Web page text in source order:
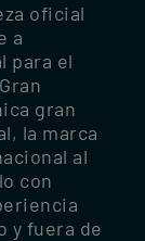
oficial
a
para el
gran
la marca
al
con
y fuera de